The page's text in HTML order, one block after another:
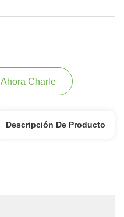
Ahora Charle
Descripción De Producto